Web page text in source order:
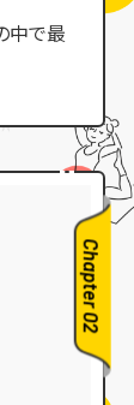
中で最
Chapter 02